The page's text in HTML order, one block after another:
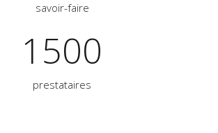
savoir-faire
1500
prestataires